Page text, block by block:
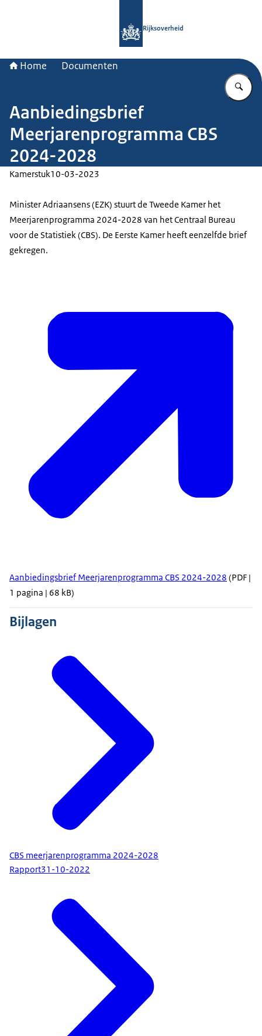
Rijksoverheid
Home Documenten
Aanbiedingsbrief
Meerjarenprogramma CBS
2024-2028
Kamerstuk10-03-2023
Minister Adriaansens (EZK) stuurt de Tweede Kamer het
Meerjarenprogramma 2024-2028 van het Centraal Bureau
voor de Statistiek (CBS). De Eerste Kamer heeft eenzelfde brief
gekregen.
Aanbiedingsbrief Meerjarenprogramma CBS 2024-2028 (PDF |
1 pagina | 68 kB)
Bijlagen
CBS meerjarenprogramma 2024-2028
Rapport31-10-2022